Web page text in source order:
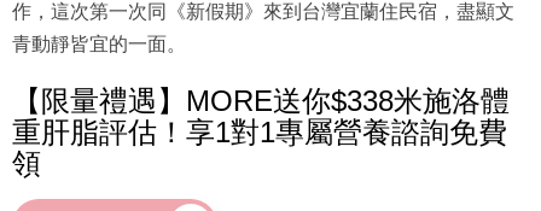
作，這次第一次同《新假期》來到台灣宜蘭住民宿，盡顯文
青動靜皆宜的一面。
【限量禮遇】MORE送你$338米施洛體
重肝脂評估！享1對1專屬營養諮詢免費
領